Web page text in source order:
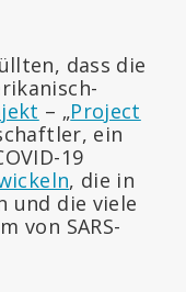
dass die
– „Project
ein
19
, die in
und die viele
von SARS-